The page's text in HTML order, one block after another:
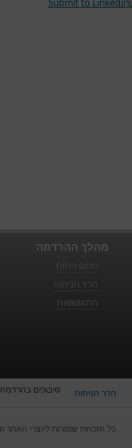
מהלך ההרדמה
חדר הניתוח
התאוששות
חדר הניתוח סיבוכים בהרדמה
כל הזכויות שמורות ליוצרי האתר www.hardama.com